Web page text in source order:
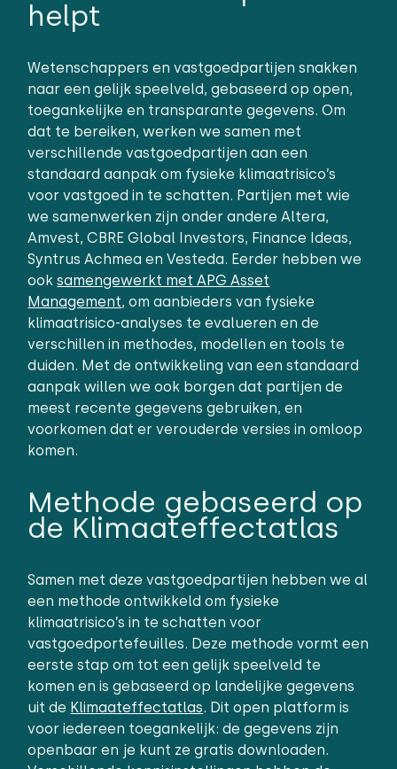
helpt
Wetenschappers en vastgoedpartijen snakken
naar een gelijk speelveld, gebaseerd op open,
toegankelijke en transparante gegevens. Om
dat te bereiken, werken we samen met
verschillende vastgoedpartijen aan een
standaard aanpak om fysieke klimaatrisico’s
voor vastgoed in te schatten. Partijen met wie
we samenwerken zijn onder andere Altera,
Amvest, CBRE Global Investors, Finance Ideas,
Syntrus Achmea en Vesteda. Eerder hebben we
ooksamengewerkt met APG Asset
Management, om aanbieders van fysieke
klimaatrisico-analyses te evalueren en de
verschillen in methodes, modellen en tools te
duiden. Met de ontwikkeling van een standaard
aanpak willen we ook borgen dat partijen de
meest recente gegevens gebruiken, en
voorkomen dat er verouderde versies in omloop
komen.
Methode gebaseerd op
de Klimaateffectatlas
Samen met deze vastgoedpartijen hebben we al
een methode ontwikkeld om fysieke
klimaatrisico’s in te schatten voor
vastgoedportefeuilles. Deze methode vormt een
eerste stap om tot een gelijk speelveld te
komen en is gebaseerd op landelijke gegevens
uit de Klimaateffectatlas. Dit open platform is
voor iedereen toegankelijk: de gegevens zijn
openbaar en je kunt ze gratis downloaden.